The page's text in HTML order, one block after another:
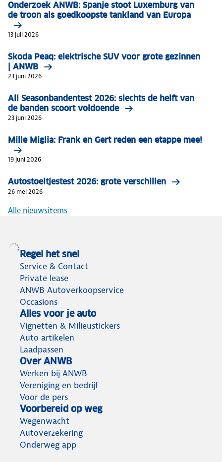
Onderzoek ANWB: Spanje stoot Luxemburg van
de troon als goedkoopste tankland van Europa
13 juli 2026
Skoda Peaq: elektrische SUV voor grote gezinnen
| ANWB
23 juni 2026
All Seasonbandentest 2026: slechts de helft van
de banden scoort voldoende
23 juni 2026
Mille Miglia: Frank en Gert reden een etappe mee!
19 juni 2026
Autostoeltjestest 2026: grote verschillen
26 mei 2026
Alle nieuwsitems
Regel het snel
Service & Contact
Private lease
ANWB Autoverkoopservice
Occasions
Alles voor je auto
Vignetten & Milieustickers
Auto artikelen
Laadpassen
Over ANWB
Werken bij ANWB
Vereniging en bedrijf
Voor de pers
Voorbereid op weg
Wegenwacht
Autoverzekering
Onderweg app